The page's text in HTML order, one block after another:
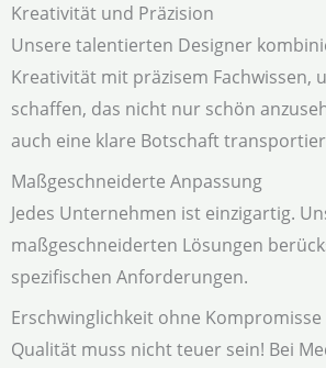
Kreativität und Präzision
Unsere talentierten Designer
Kreativität mit präzisem Fachwissen,
schaffen, das nicht nur schön
auch eine klare Botschaft
Maßgeschneiderte Anpassung
Jedes Unternehmen ist einzigartig.
maßgeschneiderten Lösungen
spezifischen Anforderungen.
Erschwinglichkeit ohne Kompromisse
Qualität muss nicht teuer sein! Bei